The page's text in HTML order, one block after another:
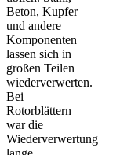
Beton, Kupfer
und andere
Komponenten
lassen sich in
großen Teilen
wiederverwerten.
Bei
Rotorblättern
war die
Wiederverwertung